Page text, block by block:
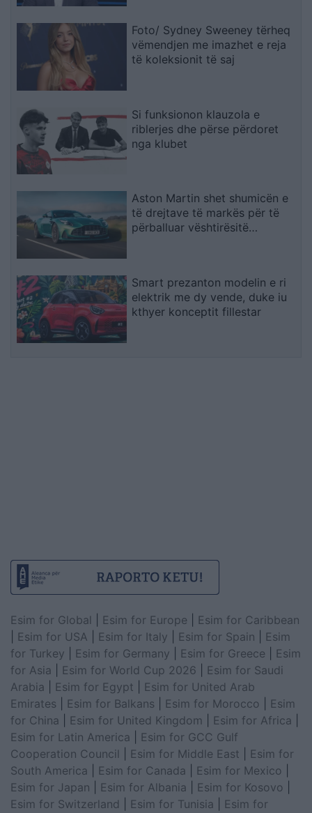
Foto/ Sydney Sweeney tërheq
vëmendjen me imazhet e reja
të koleksionit të saj
Si funksionon klauzola e
riblerjes dhe përse përdoret
nga klubet
Aston Martin shet shumicën e
të drejtave të markës për të
përballuar vështirësitë
Smart prezanton modelin e ri
elektrik me dy vende, duke iu
kthyer konceptit fillestar
Esim for Global Esim for Europe
Esim for Caribbean
Esim for USA Esim for Italy Esim for Spain
Esim
for Turkey
Esim for Germany Esim for Greece
Esim
for Asia
Esim for World Cup 2026
Esim for Saudi
Arabia
Esim for Egypt
Esim for United Arab
Emirates
Esim for Balkans Esim for Morocco
Esim
for China
Esim for United Kingdom Esim for Africa
Esim for Latin America
Esim for GCC Gulf
Cooperation Council
Esim for Middle East
Esim for
South America
Esim for Canada Esim for Mexico
Esim for Japan
Esim for Albania Esim for Kosovo
Esim for Switzerland
Esim for Tunisia
Esim for